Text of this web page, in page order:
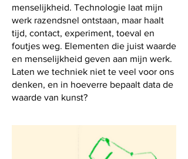
menselijkheid. Technologie laat mijn
werk razendsnel ontstaan, maar haalt
tijd, contact, experiment, toeval en
foutjes weg. Elementen die juist waarde
en menselijkheid geven aan mijn werk.
Laten we techniek niet te veel voor ons
denken, en in hoeverre bepaalt data de
waarde van kunst?